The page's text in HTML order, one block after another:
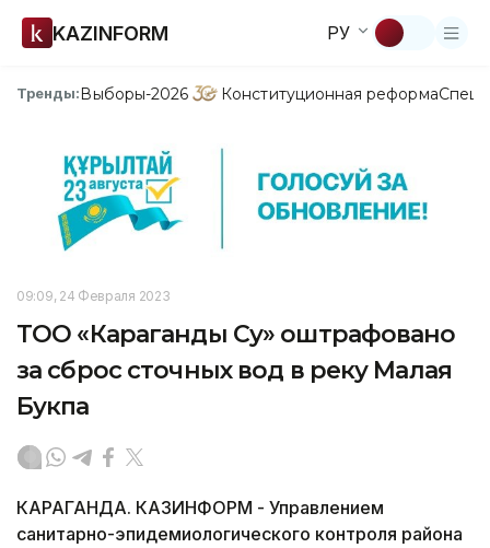
KAZINFORM РУ
Тренды:Выборы-2026 Конституционная реформа
09:09, 24 Февраля 2023
ТОО «Караганды Су» оштрафовано
за сброс сточных вод в реку Малая
Букпа
КАРАГАНДА. КАЗИНФОРМ - Управлением
санитарно-эпидемиологического контроля района